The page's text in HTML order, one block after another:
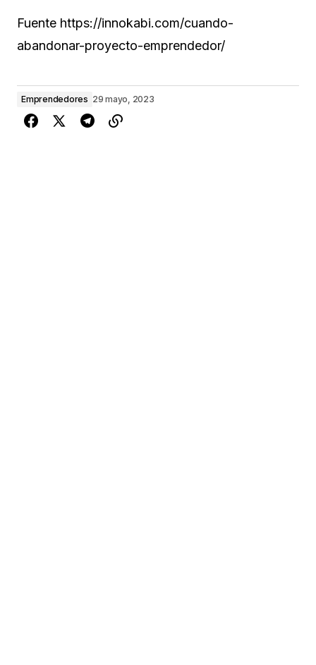
Fuente https://innokabi.com/cuando-
abandonar-proyecto-emprendedor/
Emprendedores 29 mayo, 2023